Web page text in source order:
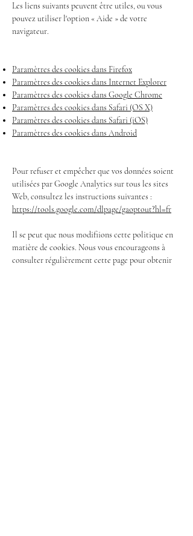
Les liens suivants peuvent être utiles, ou vous
pouvez utiliser l'option « Aide » de votre
navigateur.
Paramètres des cookies dans Firefox
Paramètres des cookies dans Internet Explorer
Paramètres des cookies dans Google Chrome
Paramètres des cookies dans Safari (OS X)
Paramètres des cookies dans Safari (iOS)
Paramètres des cookies dans Android
Pour refuser et empêcher que vos données soient
utilisées par Google Analytics sur tous les sites
Web, consultez les instructions suivantes :
https://tools.google.com/dlpage/gaoptout?hl=fr
Il se peut que nous modifiions cette politique en
matière de cookies. Nous vous encourageons à
consulter régulièrement cette page pour obtenir